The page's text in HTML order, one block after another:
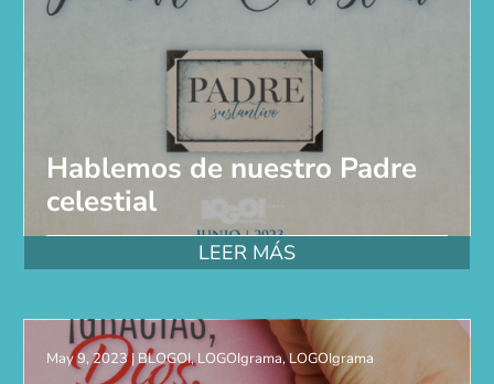
Hablemos de nuestro Padre
celestial
LEER MÁS
May 9, 2023| BLOGOI,LOGOIgrama,LOGOIgrama